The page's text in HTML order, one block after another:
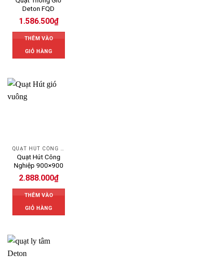
Deton FQD
1.586.500₫
THÊM VÀO
GIỎ HÀNG
Quạt Hút Công
Nghiệp 900×900
2.888.000₫
THÊM VÀO
GIỎ HÀNG